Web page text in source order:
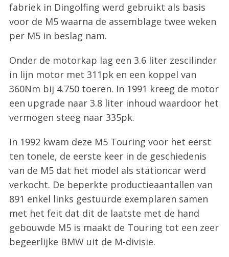
fabriek in Dingolfing werd gebruikt als basis
voor de M5 waarna de assemblage twee weken
per M5 in beslag nam.
Onder de motorkap lag een 3.6 liter zescilinder
in lijn motor met 311pk en een koppel van
360Nm bij 4.750 toeren. In 1991 kreeg de motor
een upgrade naar 3.8 liter inhoud waardoor het
vermogen steeg naar 335pk.
In 1992 kwam deze M5 Touring voor het eerst
ten tonele, de eerste keer in de geschiedenis
van de M5 dat het model als stationcar werd
verkocht. De beperkte productieaantallen van
891 enkel links gestuurde exemplaren samen
met het feit dat dit de laatste met de hand
gebouwde M5 is maakt de Touring tot een zeer
begeerlijke BMW uit de M-divisie.